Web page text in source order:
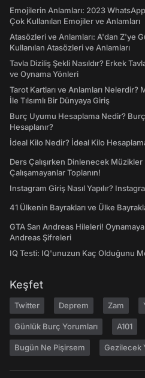
Emojilerin Anlamları: 2023
Çok Kullanılan Emojiler ve Anlamları
Atasözleri ve Anlamları: A'dan Z'ye
Kullanılan Atasözleri ve Anlamları
Tavla Diziliş Şekli Nasıldır? Erkek
ve Oynama Yönleri
Tarot Kartları ve Anlamları
İle Tılsımlı Bir Dünyaya Giriş
Burç Uyumu Hesaplama Nedir?
Hesaplanır?
İdeal Kilo Nedir? İdeal Kilo Hesaplama
Ders Çalışırken Dinlenecek
Çalışamayanlar Toplanın!
Instagram Giriş Nasıl Yapılır?
41 Ülkenin Bayrakları ve Ülke
GTA San Andreas Hileleri!
Andreas Şifreleri
IQ Testi: IQ'unuzun Kaç Olduğunu
Keşfet
Twitter Deprem Zam
Günlük Burç Yorumları A101
Bugün Ne Pişirsem Gezilecek